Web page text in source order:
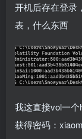
开机后存在登录
表，什么东西
我这直接vol一
获得密码：